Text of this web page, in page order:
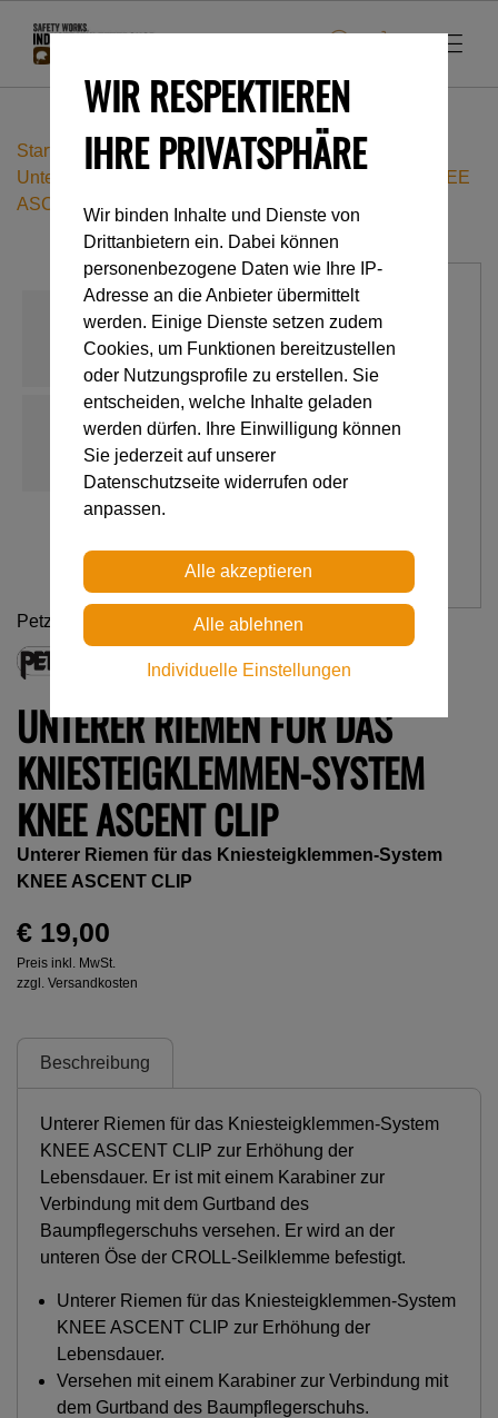
Startseite Industrieklettern
Seilklemmen
Unterer Riemen für das Kniesteigklemmen-System KNEE
ASCENT CLIP
Petzl
UNTERER RIEMEN FÜR DAS
KNIESTEIGKLEMMEN-SYSTEM
KNEE ASCENT CLIP
Unterer Riemen für das Kniesteigklemmen-System
KNEE ASCENT CLIP
€ 19,00
Preis inkl. MwSt.
zzgl. Versandkosten
Beschreibung
Unterer Riemen für das Kniesteigklemmen-System
KNEE ASCENT CLIP zur Erhöhung der
Lebensdauer. Er ist mit einem Karabiner zur
Verbindung mit dem Gurtband des
Baumpflegerschuhs versehen. Er wird an der
unteren Öse der CROLL-Seilklemme befestigt.
Unterer Riemen für das Kniesteigklemmen-System
KNEE ASCENT CLIP zur Erhöhung der
Lebensdauer.
Versehen mit einem Karabiner zur Verbindung mit
dem Gurtband des Baumpflegerschuhs.
WIR RESPEKTIEREN
IHRE PRIVATSPHÄRE
Wir binden Inhalte und Dienste von
Drittanbietern ein. Dabei können
personenbezogene Daten wie Ihre IP-
Adresse an die Anbieter übermittelt
werden. Einige Dienste setzen zudem
Cookies, um Funktionen bereitzustellen
oder Nutzungsprofile zu erstellen. Sie
entscheiden, welche Inhalte geladen
werden dürfen. Ihre Einwilligung können
Sie jederzeit auf unserer
Datenschutzseite widerrufen oder
anpassen.
Individuelle Einstellungen